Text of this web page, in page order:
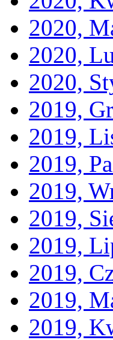
2020,
2020,
2020,
2019,
2019,
2019,
2019,
2019,
2019,
2019,
2019,
2019,